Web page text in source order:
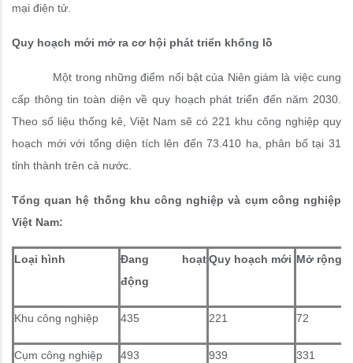
mại điện tử.
Quy hoạch mới mở ra cơ hội phát triển khổng lồ
Một trong những điểm nổi bật của Niên giám là việc cung
cấp thông tin toàn diện về quy hoạch phát triển đến năm 2030.
Theo số liệu thống kê, Việt Nam sẽ có 221 khu công nghiệp quy
hoạch mới với tổng diện tích lên đến 73.410 ha, phân bố tại 31
tỉnh thành trên cả nước.
Tổng quan hệ thống khu công nghiệp và cụm công nghiệp
Việt Nam:
Loại hình
Đang hoạt
động
Quy hoạch mới Mở rộng/
Khu công nghiệp 435 221 72
Cụm công nghiệp 493 939 331